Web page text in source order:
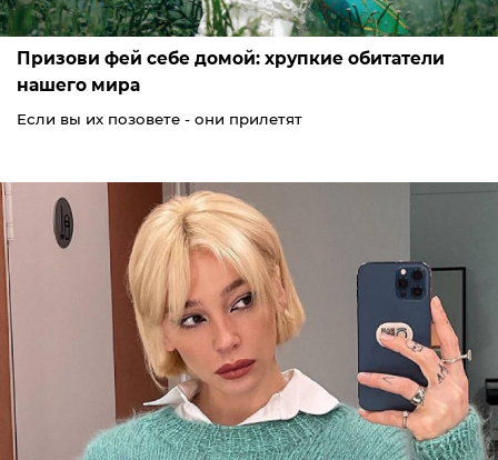
Призови фей себе домой: хрупкие обитатели
нашего мира
Если вы их позовете - они прилетят